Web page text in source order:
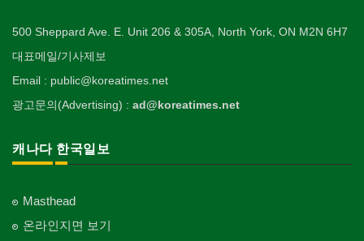
500 Sheppard Ave. E. Unit 206 & 305A, North York, ON M2N 6H7
대표메일/기사제보
Email : public@koreatimes.net
광고문의(Advertising) : ad@koreatimes.net
캐나다 한국일보
Masthead
온라인지면 보기